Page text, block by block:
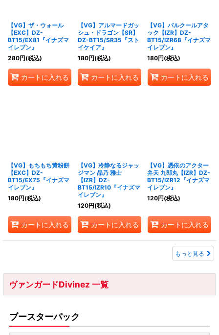
【VG】ザ・ウォール
【EXC】DZ-
BT15/EX81『イナズマ
イレブン』
280円(税込)
カートに入れる
【VG】アルマードガッ
シュ・ドラゴン【SR】
DZ-BT15/SR35『スト
イケイア』
180円(税込)
カートに入れる
【VG】パルクールアタ
ック【IZR】DZ-
BT15/IZR68『イナズマ
イレブン』
180円(税込)
カートに入れる
【VG】もちもち黄粉餅
【EXC】DZ-
BT15/EX75『イナズマ
イレブン』
180円(税込)
カートに入れる
【VG】冷静なるジャッ
ジマン 品乃 雅士
【IZR】DZ-
BT15/IZR10『イナズマ
イレブン』
120円(税込)
カートに入れる
【VG】憑依のアクター
弁天 九郎丸【IZR】DZ-
BT15/IZR12『イナズマ
イレブン』
120円(税込)
カートに入れる
もっと見る
ヴァンガードDivinez 一覧
ブースターパック